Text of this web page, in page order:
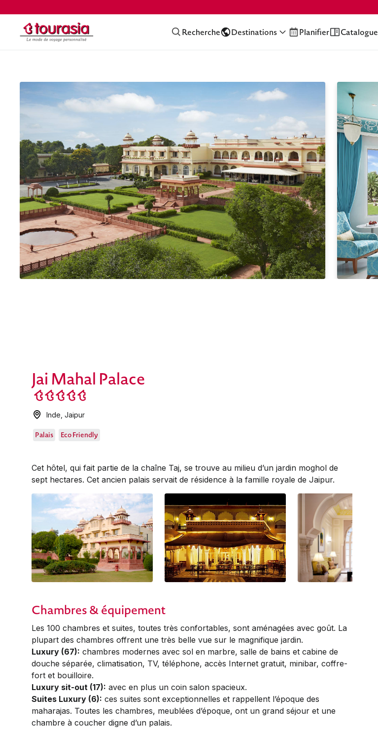
Recherche Destinations Planifier Catalogue
Jai Mahal Palace
Inde ,Jaipur
Palais Eco Friendly
Cet hôtel, qui fait partie de la chaîne Taj, se trouve au milieu d’un jardin moghol de
sept hectares. Cet ancien palais servait de résidence à la famille royale de Jaipur.
Chambres & équipement
Les 100 chambres et suites, toutes très con­fortables, sont aménagées avec goût. La
plupart des chambres offrent une très belle vue sur le ­magnifique jardin.
Luxury (67): chambres modernes avec sol en marbre, salle de bains et cabine de
douche séparée, climatisation, TV, téléphone, accès Internet gratuit, minibar, coffre-
fort et bouilloire.
Luxury sit-out (17): avec en plus un coin salon spacieux.
Suites Luxury (6): ces suites sont exceptionnelles et rappellent l’époque des
maharajas. Toutes les chambres, meublées d’époque, ont un grand séjour et une
chambre à coucher digne d’un palais.